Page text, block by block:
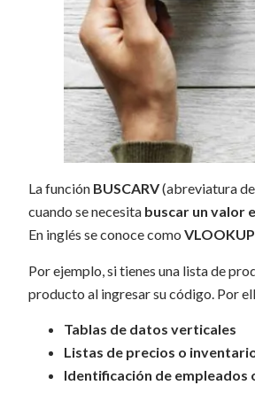
La función BUSCARV(abreviatura de
cuando se necesita buscar un valor
En inglés se conoce como VLOOKUP
Por ejemplo, si tienes una lista de
producto al ingresar su código. Por
Tablas de datos verticales
Listas de precios o
Identificación de empleados